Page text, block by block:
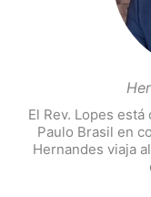
El Rev. Lopes
Paulo Brasil en
Hernandes viaja